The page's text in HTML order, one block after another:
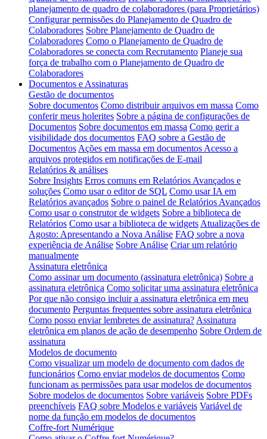
planejamento de quadro de colaboradores (para Proprietários)
Configurar permissões do Planejamento de Quadro de
Colaboradores Sobre Planejamento de Quadro de
Colaboradores Como o Planejamento de Quadro de
Colaboradores se conecta com Recrutamento Planeje sua
força de trabalho com o Planejamento de Quadro de
Colaboradores
Documentos e Assinaturas
Gestão de documentos
Sobre documentos Como distribuir arquivos em massa Como
conferir meus holerites Sobre a página de configurações de
Documentos Sobre documentos em massa Como gerir a
visibilidade dos documentos FAQ sobre a Gestão de
Documentos Ações em massa em documentos Acesso a
arquivos protegidos em notificações de E-mail
Relatórios & análises
Sobre Insights Erros comuns em Relatórios Avançados e
soluções Como usar o editor de SQL Como usar IA em
Relatórios avançados Sobre o painel de Relatórios Avançados
Como usar o construtor de widgets Sobre a biblioteca de
Relatórios Como usar a biblioteca de widgets Atualizações de
Agosto: Apresentando a Nova Análise FAQ sobre a nova
experiência de Análise Sobre Análise Criar um relatório
manualmente
Assinatura eletrônica
Como assinar um documento (assinatura eletrônica) Sobre a
assinatura eletrônica Como solicitar uma assinatura eletrônica
Por que não consigo incluir a assinatura eletrônica em meu
documento Perguntas frequentes sobre assinatura eletrônica
Como posso enviar lembretes de assinatura? Assinatura
eletrônica em planos de ação de desempenho Sobre Ordem de
assinatura
Modelos de documento
Como visualizar um modelo de documento com dados de
funcionários Como enviar modelos de documentos Como
funcionam as permissões para usar modelos de documentos
Sobre modelos de documentos Sobre variáveis Sobre PDFs
preenchíveis FAQ sobre Modelos e variáveis Variável de
nome da função em modelos de documentos
Coffre-fort Numérique